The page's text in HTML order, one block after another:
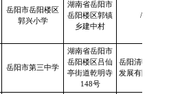
岳阳市岳阳楼区
郭兴小学
湖南省岳阳市
岳阳楼区郭镇
乡建中村
/
岳阳市第三中学
湖南省岳阳市
岳阳楼区吕仙
亭街道乾明寺
148号
岳阳清明农业
发展有限公司